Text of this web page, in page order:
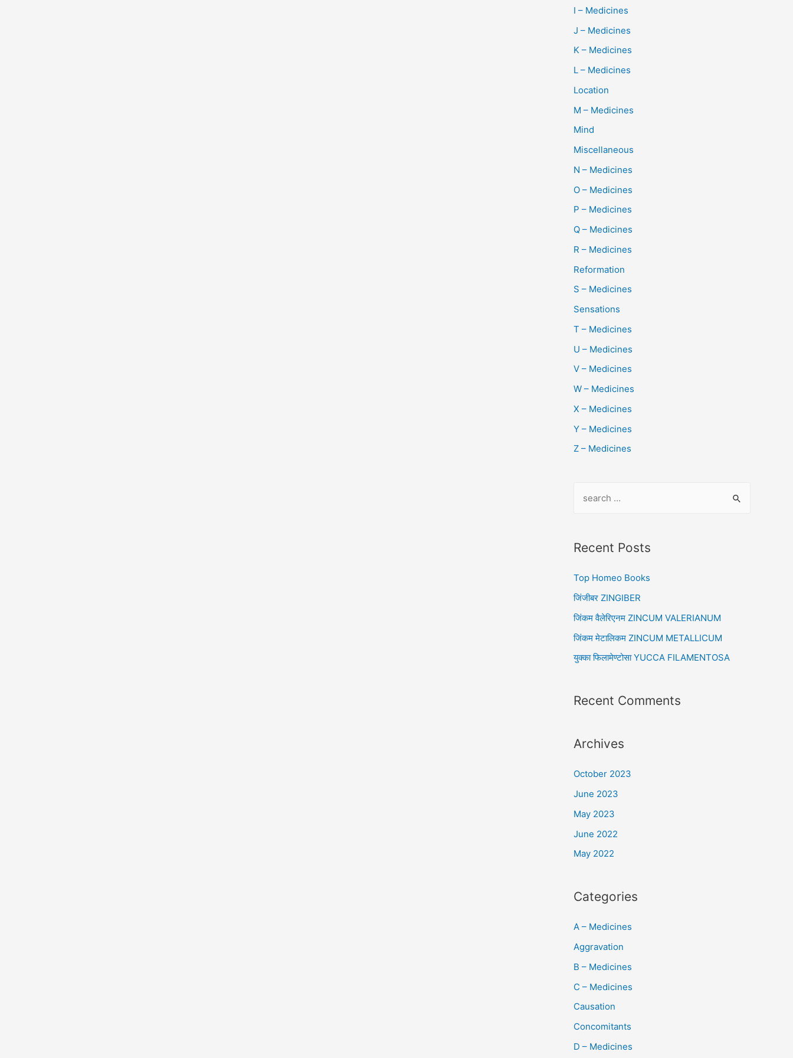
I – Medicines
J – Medicines
K – Medicines
L – Medicines
Location
M – Medicines
Mind
Miscellaneous
N – Medicines
O – Medicines
P – Medicines
Q – Medicines
R – Medicines
Reformation
S – Medicines
Sensations
T – Medicines
U – Medicines
V – Medicines
W – Medicines
X – Medicines
Y – Medicines
Z – Medicines
r
h
f
o
r
Recent Posts
Top Homeo Books
जिंजीबर ZINGIBER
जिंकम वैलेरिएनम ZINCUM VALERIANUM
जिंकम मेटालिकम ZINCUM METALLICUM
युक्का फिलामेण्टोसा YUCCA FILAMENTOSA
Recent Comments
Archives
October 2023
June 2023
May 2023
June 2022
May 2022
Categories
A – Medicines
Aggravation
B – Medicines
C – Medicines
Causation
Concomitants
D – Medicines